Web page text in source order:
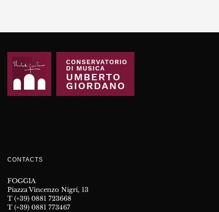
CONTACTS
FOGGIA
Piazza Vincenzo Nigri, 13
T (+39) 0881 723668
T (+39) 0881 773467